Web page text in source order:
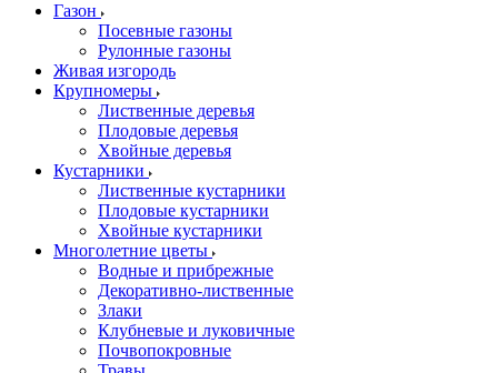
Газон
Посевные газоны
Рулонные газоны
Живая изгородь
Крупномеры
Лиственные деревья
Плодовые деревья
Хвойные деревья
Кустарники
Лиственные кустарники
Плодовые кустарники
Хвойные кустарники
Многолетние цветы
Водные и прибрежные
Декоративно-лиственные
Злаки
Клубневые и луковичные
Почвопокровные